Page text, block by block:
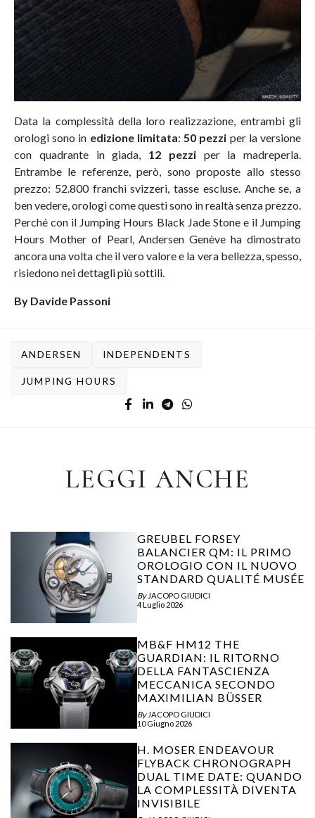
Data la complessità della loro realizzazione, entrambi gli
orologi sono in edizione limitata:50 pezzi per la versione
con quadrante in giada, 12 pezzi per la madreperla.
Entrambe le referenze, però, sono proposte allo stesso
prezzo: 52.800 franchi svizzeri, tasse escluse. Anche se, a
ben vedere, orologi come questi sono in realtà senza prezzo.
Perché con il Jumping Hours Black Jade Stone e il Jumping
Hours Mother of Pearl, Andersen Genève ha dimostrato
ancora una volta che il vero valore e la vera bellezza, spesso,
risiedono nei dettagli più sottili.
By Davide Passoni
ANDERSEN INDEPENDENTS
JUMPING HOURS
LEGGI ANCHE
GREUBEL FORSEY
BALANCIER QM: IL PRIMO
OROLOGIO CON IL NUOVO
STANDARD QUALITÉ MUSÉE
By JACOPO GIUDICI
4 Luglio 2026
MB&F HM12 THE
GUARDIAN: IL RITORNO
DELLA FANTASCIENZA
MECCANICA SECONDO
MAXIMILIAN BÜSSER
By JACOPO GIUDICI
10 Giugno 2026
H. MOSER ENDEAVOUR
FLYBACK CHRONOGRAPH
DUAL TIME DATE: QUANDO
LA COMPLESSITÀ DIVENTA
INVISIBILE